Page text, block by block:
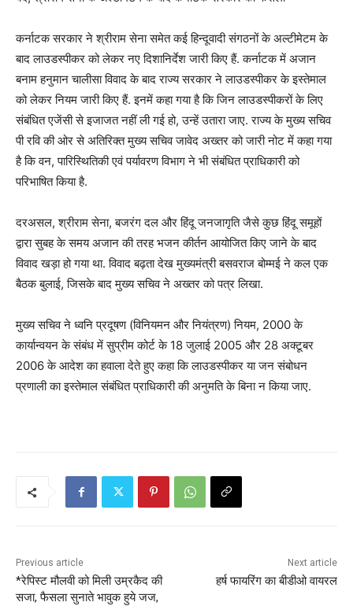
कर्नाटक सरकार ने श्रीराम सेना समेत कई हिन्दूवादी संगठनों के अल्टीमेटम के
बाद लाउडस्पीकर को लेकर नए दिशानिर्देश जारी किए हैं. कर्नाटक में अजान
बनाम हनुमान चालीसा विवाद के बाद राज्य सरकार ने लाउडस्पीकर के इस्तेमाल
को लेकर नियम जारी किए हैं. इनमें कहा गया है कि जिन लाउडस्पीकरों के लिए
संबंधित एजेंसी से इजाजत नहीं ली गई हो, उन्हें उतारा जाए. राज्य के मुख्य सचिव
पी रवि की ओर से अतिरिक्त मुख्य सचिव जावेद अख्तर को जारी नोट में कहा गया
है कि वन, पारिस्थितिकी एवं पर्यावरण विभाग ने भी संबंधित प्राधिकारी को
परिभाषित किया है.
दरअसल, श्रीराम सेना, बजरंग दल और हिंदू जनजागृति जैसे कुछ हिंदू समूहों
द्वारा सुबह के समय अजान की तरह भजन कीर्तन आयोजित किए जाने के बाद
विवाद खड़ा हो गया था. विवाद बढ़ता देख मुख्यमंत्री बसवराज बोम्मई ने कल एक
बैठक बुलाई, जिसके बाद मुख्य सचिव ने अख्तर को पत्र लिखा.
मुख्य सचिव ने ध्वनि प्रदूषण (विनियमन और नियंत्रण) नियम, 2000 के
कार्यान्वयन के संबंध में सुप्रीम कोर्ट के 18 जुलाई 2005 और 28 अक्टूबर
2006 के आदेश का हवाला देते हुए कहा कि लाउडस्पीकर या जन संबोधन
प्रणाली का इस्तेमाल संबंधित प्राधिकारी की अनुमति के बिना न किया जाए.
Previous article
*रेपिस्ट मौलवी को मिली उम्रकैद की
सजा, फैसला सुनाते भावुक हुये जज,
Next article
हर्ष फायरिंग का बीडीओ वायरल